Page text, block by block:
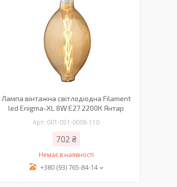
Лампа вінтажна світлодіодна Filament
led Enigma-XL 8W E27 2200К Янтар
001-051-0008-110
702 ₴
Немає в наявності
+380 (93) 765-84-14